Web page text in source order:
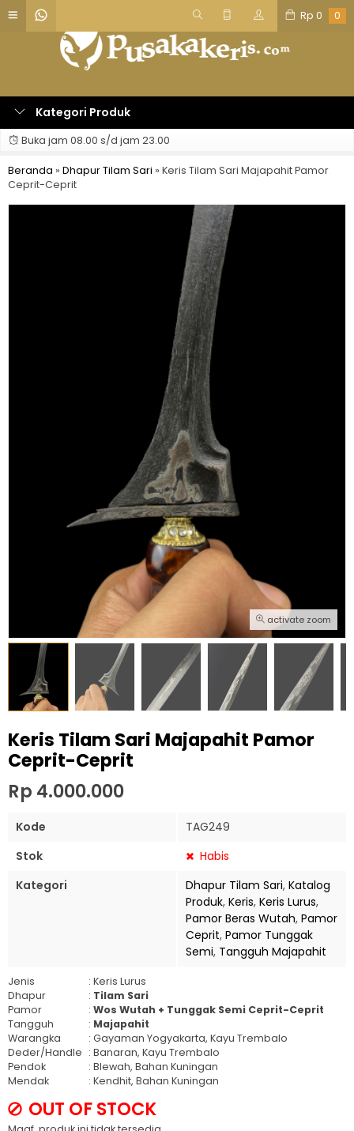
Rp 0 0
Kategori Produk
Buka jam 08.00 s/d jam 23.00
Beranda » Dhapur Tilam Sari » Keris Tilam Sari Majapahit Pamor
Ceprit-Ceprit
activate zoom
Keris Tilam Sari Majapahit Pamor
Ceprit-Ceprit
Rp 4.000.000
Kode
TAG249
Stok
Habis
Kategori
Dhapur Tilam Sari, Katalog
Produk, Keris, Keris Lurus,
Pamor Beras Wutah, Pamor
Ceprit, Pamor Tunggak
Semi, Tangguh Majapahit
Jenis
: Keris Lurus
Dhapur
: Tilam Sari
Pamor
: Wos Wutah + Tunggak Semi Ceprit-Ceprit
Tangguh
: Majapahit
Warangka
: Gayaman Yogyakarta, Kayu Trembalo
Deder/Handle : Banaran, Kayu Trembalo
Pendok
: Blewah, Bahan Kuningan
Mendak
: Kendhit, Bahan Kuningan
OUT OF STOCK